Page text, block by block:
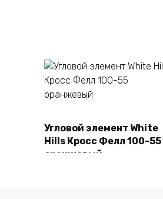
В корзину
Угловой элемент White
Hills Кросс Фелл 100-55
оранжевый